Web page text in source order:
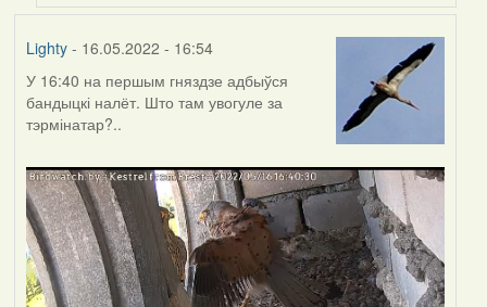
Lighty- 16.05.2022 - 16:54
У 16:40 на першым гняздзе адбыўся
бандыцкі налёт. Што там увогуле за
тэрмінатар?..